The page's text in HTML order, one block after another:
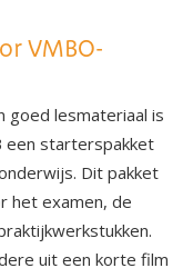
VMBO-
goed lesmateriaal is
een starterspakket
Dit pakket
het examen, de
uit een korte film